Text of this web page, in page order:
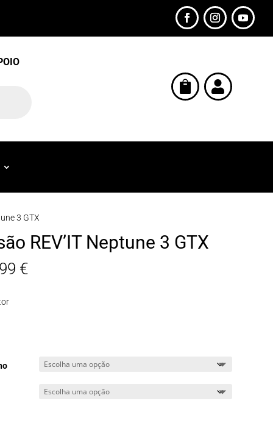
 
3 GTX
REV’IT Neptune 3 GTX
€